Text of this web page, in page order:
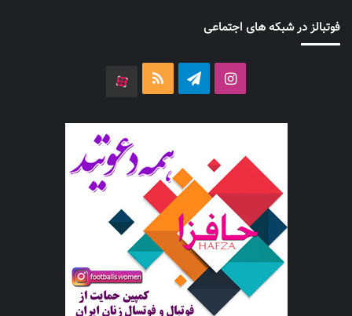
فوتبالز در شبکه های اجتماعی
اینستاگرامتلگرام خوراک